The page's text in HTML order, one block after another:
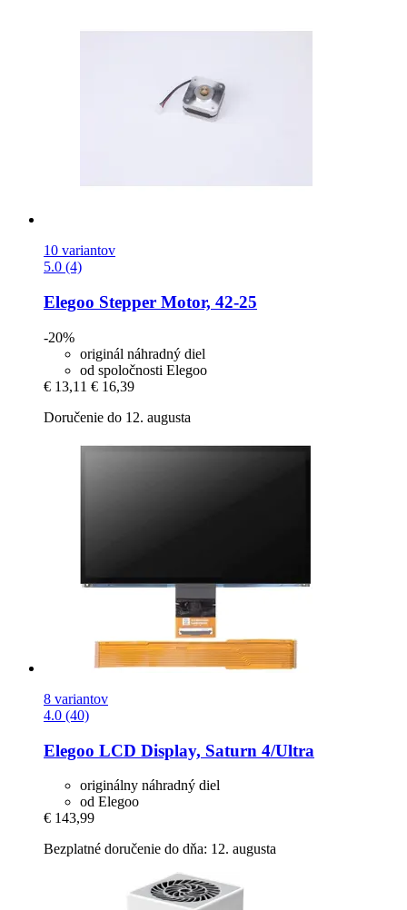
10 variantov
5.0 (4)
Elegoo Stepper Motor, 42-​25
-20%
originál náhradný diel
od spoločnosti Elegoo
€ 13,11 € 16,39
Doručenie do 12. augusta
8 variantov
4.0 (40)
Elegoo LCD Display, Saturn 4/Ultra
originálny náhradný diel
od Elegoo
€ 143,99
Bezplatné doručenie do dňa: 12. augusta